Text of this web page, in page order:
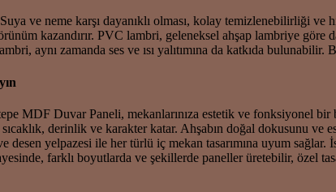
ve neme karşı dayanıklı olması, kolay temizlenebilirliği
kazandırır. PVC lambri, geleneksel ahşap lambriye
aynı zamanda ses ve ısı yalıtımına da katkıda bulunabilir.
MDF Duvar Paneli, mekanlarınıza estetik ve fonksiyonel
derinlik ve karakter katar. Ahşabın doğal dokusunu ve
yelpazesi ile her türlü iç mekan tasarımına uyum
farklı boyutlarda ve şekillerde paneller üretebilir, özel